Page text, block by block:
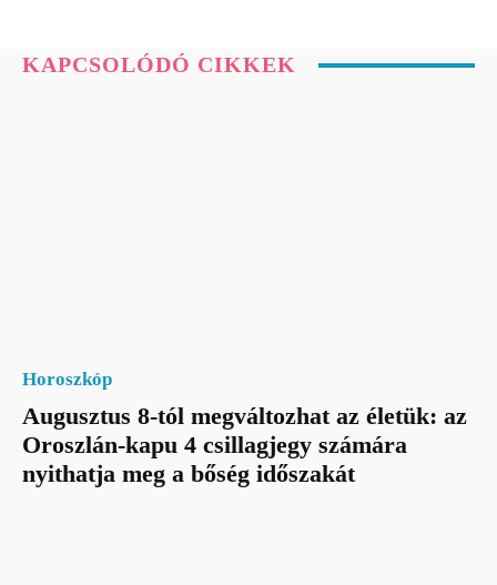
KAPCSOLÓDÓ CIKKEK
Horoszkóp
Augusztus 8-tól megváltozhat az életük: az
Oroszlán-kapu 4 csillagjegy számára
nyithatja meg a bőség időszakát